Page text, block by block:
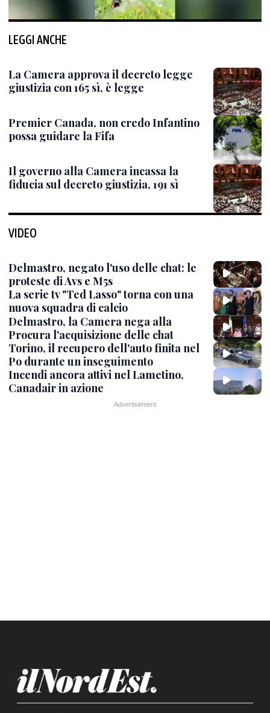
LEGGI ANCHE
La Camera approva il decreto legge
giustizia con 165 sì, è legge
Premier Canada, non credo Infantino
possa guidare la Fifa
Il governo alla Camera incassa la
fiducia sul decreto giustizia, 191 sì
VIDEO
Delmastro, negato l'uso delle chat: le
proteste di Avs e M5s
La serie tv "Ted Lasso" torna con una
nuova squadra di calcio
Delmastro, la Camera nega alla
Procura l'acquisizione delle chat
Torino, il recupero dell'auto finita nel
Po durante un inseguimento
Incendi ancora attivi nel Lametino,
Canadair in azione